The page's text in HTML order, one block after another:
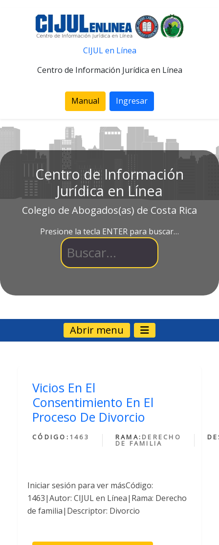
CIJUL en Línea
Centro de Información Jurídica en Línea
Manual Ingresar
Centro de Información
Jurídica en Línea
Colegio de Abogados(as) de Costa Rica
Presione la tecla ENTER para buscar…
Abrir menu
Vicios En El
Consentimiento En El
Proceso De Divorcio
CÓDIGO: 1463 RAMA: DERECHO
DE FAMILIA
Iniciar sesión para ver másCódigo:
1463|Autor: CIJUL en Línea|Rama: Derecho
de familia|Descriptor: Divorcio